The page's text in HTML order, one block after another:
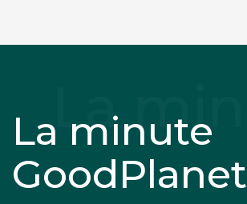
La minute
GoodPlanet